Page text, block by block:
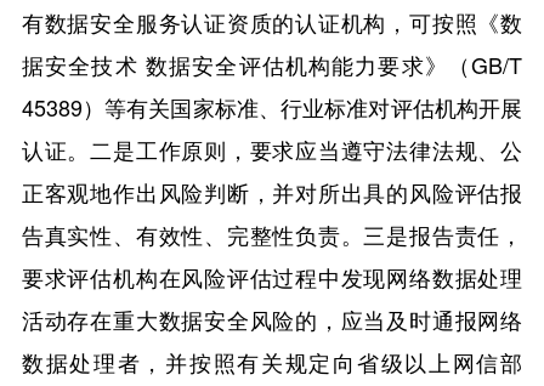
有数据安全服务认证资质的认证机构，可按照《数
据安全技术 数据安全评估机构能力要求》（GB/T
45389）等有关国家标准、行业标准对评估机构开展
认证。二是工作原则，要求应当遵守法律法规、公
正客观地作出风险判断，并对所出具的风险评估报
告真实性、有效性、完整性负责。三是报告责任，
要求评估机构在风险评估过程中发现网络数据处理
活动存在重大数据安全风险的，应当及时通报网络
数据处理者，并按照有关规定向省级以上网信部